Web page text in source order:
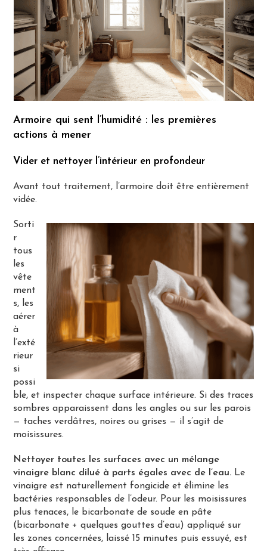
Armoire qui sent l’humidité : les premières
actions à mener
Vider et nettoyer l’intérieur en profondeur
Avant tout traitement, l’armoire doit être entièrement
vidée.
Sorti
r
tous
les
vête
ment
s, les
aérer
à
l’exté
rieur
si
possi
ble, et inspecter chaque surface intérieure. Si des traces
sombres apparaissent dans les angles ou sur les parois
— taches verdâtres, noires ou grises — il s’agit de
moisissures.
Nettoyer toutes les surfaces avec un mélange
vinaigre blanc dilué à parts égales avec de l’eau. Le
vinaigre est naturellement fongicide et élimine les
bactéries responsables de l’odeur. Pour les moisissures
plus tenaces, le bicarbonate de soude en pâte
(bicarbonate + quelques gouttes d’eau) appliqué sur
les zones concernées, laissé 15 minutes puis essuyé, est